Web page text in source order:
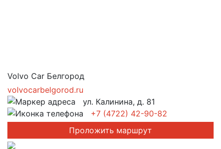
Volvo Car Белгород
volvocarbelgorod.ru
ул. Калинина, д. 81
+7 (4722) 42-90-82
Проложить маршрут